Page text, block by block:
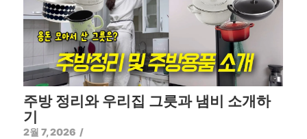
주방 정리와 우리집 그릇과 냄비 소개하
기
2월 7, 2026 /